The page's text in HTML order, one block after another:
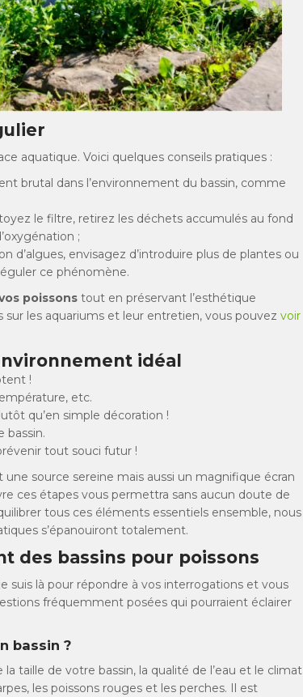
aquatique. Voici quelques conseils pratiques :
brutal dans l’environnement du bassin, comme
le filtre, retirez les déchets accumulés au fond
;
d’algues, envisagez d’introduire plus de plantes ou
ce phénomène.
poissons tout en préservant l’esthétique
les aquariums et leur entretien, vous pouvez voir
idéal
!
etc.
qu’en simple décoration !
bassin.
tout souci futur !
source sereine mais aussi un magnifique écran
ces étapes vous permettra sans aucun doute de
tous ces éléments essentiels ensemble, nous
s’épanouiront totalement.
des bassins pour poissons
suis là pour répondre à vos interrogations et vous
fréquemment posées qui pourraient éclairer
bassin ?
taille de votre bassin, la qualité de l’eau et le climat
les poissons rouges et les perches. Il est